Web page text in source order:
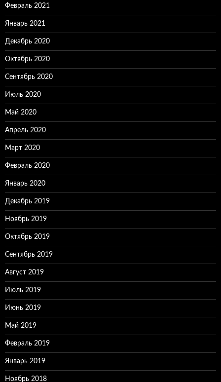
Февраль 2021
Январь 2021
Декабрь 2020
Октябрь 2020
Сентябрь 2020
Июль 2020
Май 2020
Апрель 2020
Март 2020
Февраль 2020
Январь 2020
Декабрь 2019
Ноябрь 2019
Октябрь 2019
Сентябрь 2019
Август 2019
Июль 2019
Июнь 2019
Май 2019
Февраль 2019
Январь 2019
Ноябрь 2018